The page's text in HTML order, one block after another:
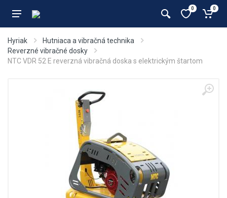
0 0
Hyriak
Hutniaca a vibračná technika
Reverzné vibračné dosky
NTC VDR 52 E reverzná vibračná doska s elektrickým štartom